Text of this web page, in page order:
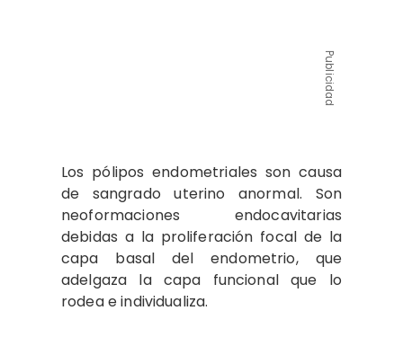
Publicidad
Los pólipos endometriales son causa
de sangrado uterino anormal. Son
neoformaciones endocavitarias
debidas a la proliferación focal de la
capa basal del endometrio, que
adelgaza la capa funcional que lo
rodea e individualiza.